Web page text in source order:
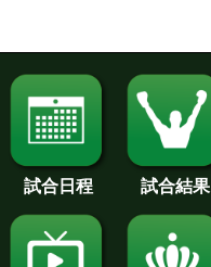
試合日程 試合結果